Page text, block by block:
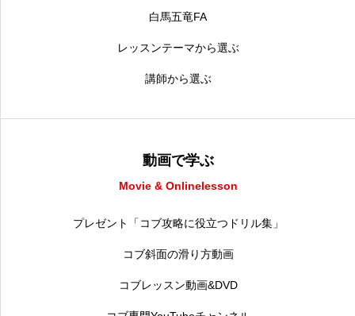
白馬五竜FA
レッスンテーマから選ぶ
講師から選ぶ
動画で学ぶ
Movie & Onlinelesson
プレゼント「コブ攻略に役立つドリル集」
コブ斜面の滑り方動画
コブレッスン動画&DVD